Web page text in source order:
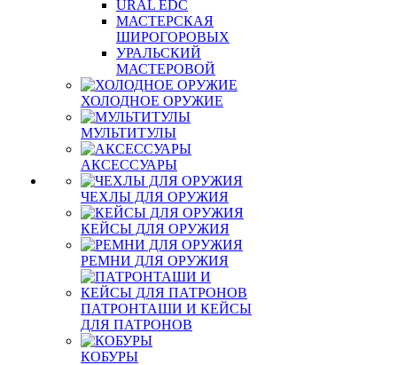
URAL EDC
МАСТЕРСКАЯ
ШИРОГОРОВЫХ
УРАЛЬСКИЙ
МАСТЕРОВОЙ
ХОЛОДНОЕ ОРУЖИЕ
МУЛЬТИТУЛЫ
АКСЕССУАРЫ
ЧЕХЛЫ ДЛЯ ОРУЖИЯ
КЕЙСЫ ДЛЯ ОРУЖИЯ
РЕМНИ ДЛЯ ОРУЖИЯ
ПАТРОНТАШИ И КЕЙСЫ
ДЛЯ ПАТРОНОВ
КОБУРЫ